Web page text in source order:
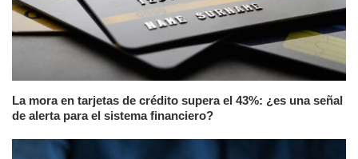
La mora en tarjetas de crédito supera el 43%: ¿es una señal
de alerta para el sistema financiero?